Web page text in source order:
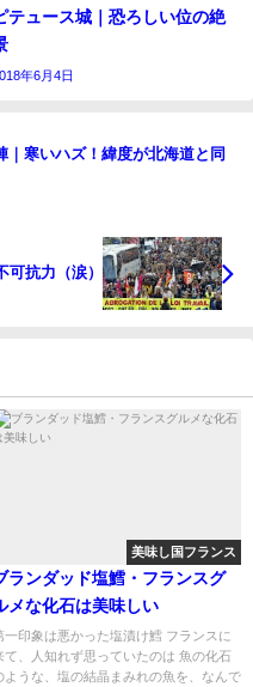
テュース城｜恐ろしい位の絶
年6月4日
｜寒いハズ！緯度が北海道と同
可抗力（涙）
美味し国フランス
ランダッド塩鱈・フランスグ
メな化石は美味しい
一印象は悪かった塩漬け鱈 フランスに
て、人知れず思っていたのは 魚の化石
ような、塩の結晶まみれの魚を、なんで